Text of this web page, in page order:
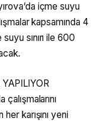
içme suyu
kapsamında 4
sınırı ile 600
çalışmalarını
karışını yeni